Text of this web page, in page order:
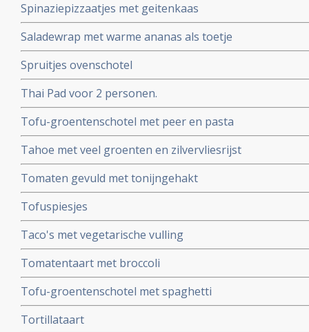
Spinaziepizzaatjes met geitenkaas
Saladewrap met warme ananas als toetje
Spruitjes ovenschotel
Thai Pad voor 2 personen.
Tofu-groentenschotel met peer en pasta
Tahoe met veel groenten en zilvervliesrijst
Tomaten gevuld met tonijngehakt
Tofuspiesjes
Taco's met vegetarische vulling
Tomatentaart met broccoli
Tofu-groentenschotel met spaghetti
Tortillataart